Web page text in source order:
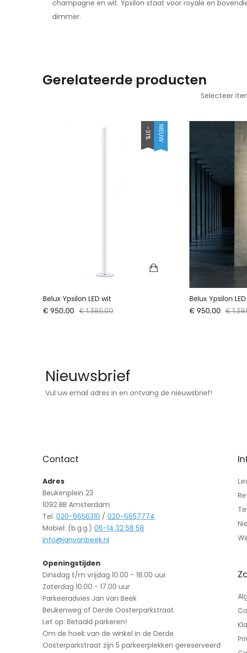
champagne en wit. Ypsilon staat voor royale en
dimmer.
Gerelateerde producten
Selecteer
-31% NIEUW
Belux Ypsilon LED wit
€ 950,00 € 1.385,00
Belux Ypsilon
€ 950,00 €
Nieuwsbrief
Vul uw email adres in en ontvang de nieuwsbrief!
Contact
Adres
Beukenplein 23
1092 BB Amsterdam
Tel. 020-6656310 / 020-6657774
Mobiel: (b.g.g.) 06-14 32 58 58
info@janvanbeek.nl
Openingstijden
Dinsdag t/m vrijdag 10.00 - 18.00 uur
Zaterdag 10.00 - 17.00 uur
Parkeeradvies Jan van Beek
Beukenweg of Derde Oosterparkstraat
Let op: Betaald parkeren!
Om de hoek van de winkel in de Derde
Oosterparkstraat zijn 5 parkeerplekken gereserveerd